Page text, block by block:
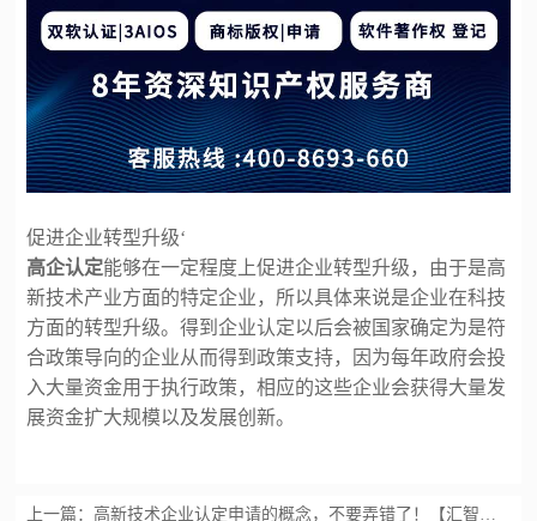
促进企业转型升级‘
高企认定能够在一定程度上促进企业转型升级，由于是高
新技术产业方面的特定企业，所以具体来说是企业在科技
方面的转型升级。得到企业认定以后会被国家确定为是符
合政策导向的企业从而得到政策支持，因为每年政府会投
入大量资金用于执行政策，相应的这些企业会获得大量发
展资金扩大规模以及发展创新。
上一篇： 高新技术企业认定申请的概念，不要弄错了！【汇智兴泰】